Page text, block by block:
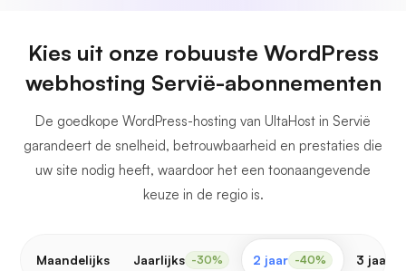
Kies uit onze robuuste WordPress
webhosting Servië-abonnementen
De goedkope WordPress-hosting van UltaHost in Servië
garandeert de snelheid, betrouwbaarheid en prestaties die
uw site nodig heeft, waardoor het een toonaangevende
keuze in de regio is.
Maandelijks Jaarlijks -30% 2 jaar -40% 3 jaar